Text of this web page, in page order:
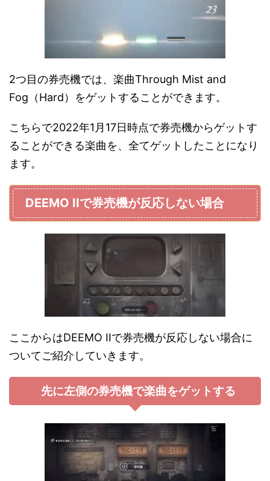
2つ目の券売機では、楽曲Through Mist and
Fog（Hard）をゲットすることができます。
こちらで2022年1月17日時点で券売機からゲットす
ることができる楽曲を、全てゲットしたことになり
ます。
DEEMO IIで券売機が反応しない場合
ここからはDEEMO IIで券売機が反応しない場合に
ついてご紹介していきます。
先に左側の券売機で楽曲をゲットする